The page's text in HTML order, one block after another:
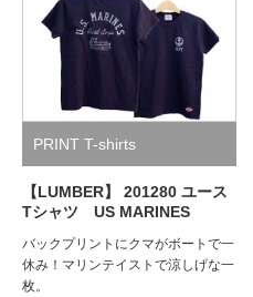
PRINT T-shirts
【LUMBER】 201280 ユース
Tシャツ US MARINES
バックプリントにクマがボートで一
休み！マリンテイストで涼しげな一
枚。